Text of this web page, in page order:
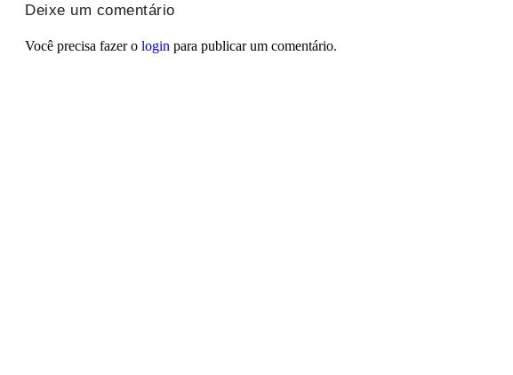
Deixe um comentário
Você precisa fazer o login para publicar um comentário.